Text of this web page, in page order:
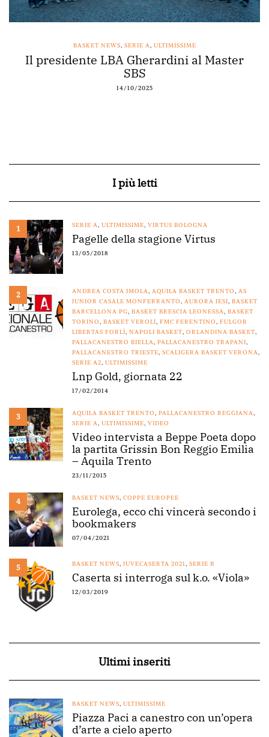
BASKET NEWS, SERIE A, ULTIMISSIME
Il presidente LBA Gherardini al Master
SBS
14/10/2025
I più letti
1 SERIE A, ULTIMISSIME, VIRTUS BOLOGNA
Pagelle della stagione Virtus
13/05/2018
2 ANDREA COSTA IMOLA, AQUILA BASKET TRENTO, AS
JUNIOR CASALE MONFERRANTO, AURORA JESI, BASKET
BARCELLONA PG, BASKET BRESCIA LEONESSA, BASKET
TORINO, BASKET VEROLI, FMC FERENTINO, FULGOR
LIBERTAS FORLÌ, NAPOLI BASKET, ORLANDINA BASKET,
PALLACANESTRO BIELLA, PALLACANESTRO TRAPANI,
PALLACANESTRO TRIESTE, SCALIGERA BASKET VERONA,
SERIE A2, ULTIMISSIME
Lnp Gold, giornata 22
17/02/2014
3 AQUILA BASKET TRENTO, PALLACANESTRO REGGIANA,
SERIE A, ULTIMISSIME, VIDEO
Video intervista a Beppe Poeta dopo
la partita Grissin Bon Reggio Emilia
– Aquila Trento
23/11/2015
4 BASKET NEWS, COPPE EUROPEE
Eurolega, ecco chi vincerà secondo i
bookmakers
07/04/2021
5 BASKET NEWS, JUVECASERTA 2021, SERIE B
Caserta si interroga sul k.o. «Viola»
12/03/2019
Ultimi inseriti
BASKET NEWS, ULTIMISSIME
Piazza Paci a canestro con un’opera
d’arte a cielo aperto